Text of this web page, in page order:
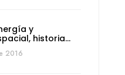
y
historia…
2016